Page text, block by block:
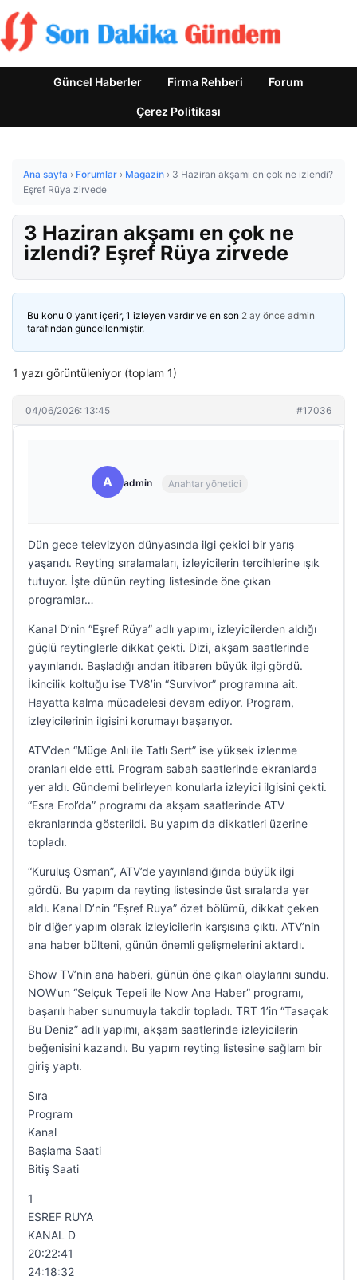
Güncel Haberler Firma Rehberi Forum
Çerez Politikası
Ana sayfa › Forumlar › Magazin › 3 Haziran akşamı en çok ne izlendi?
Eşref Rüya zirvede
3 Haziran akşamı en çok ne
izlendi? Eşref Rüya zirvede
Bu konu 0 yanıt içerir, 1 izleyen vardır ve en son 2 ay önce admin
tarafından güncellenmiştir.
1 yazı görüntüleniyor (toplam 1)
04/06/2026: 13:45 #17036
A admin Anahtar yönetici
Dün gece televizyon dünyasında ilgi çekici bir yarış
yaşandı. Reyting sıralamaları, izleyicilerin tercihlerine ışık
tutuyor. İşte dünün reyting listesinde öne çıkan
programlar…
Kanal D’nin “Eşref Rüya” adlı yapımı, izleyicilerden aldığı
güçlü reytinglerle dikkat çekti. Dizi, akşam saatlerinde
yayınlandı. Başladığı andan itibaren büyük ilgi gördü.
İkincilik koltuğu ise TV8’in “Survivor” programına ait.
Hayatta kalma mücadelesi devam ediyor. Program,
izleyicilerinin ilgisini korumayı başarıyor.
ATV’den “Müge Anlı ile Tatlı Sert” ise yüksek izlenme
oranları elde etti. Program sabah saatlerinde ekranlarda
yer aldı. Gündemi belirleyen konularla izleyici ilgisini çekti.
“Esra Erol’da” programı da akşam saatlerinde ATV
ekranlarında gösterildi. Bu yapım da dikkatleri üzerine
topladı.
“Kuruluş Osman”, ATV’de yayınlandığında büyük ilgi
gördü. Bu yapım da reyting listesinde üst sıralarda yer
aldı. Kanal D’nin “Eşref Ruya” özet bölümü, dikkat çeken
bir diğer yapım olarak izleyicilerin karşısına çıktı. ATV’nin
ana haber bülteni, günün önemli gelişmelerini aktardı.
Show TV’nin ana haberi, günün öne çıkan olaylarını sundu.
NOW’un “Selçuk Tepeli ile Now Ana Haber” programı,
başarılı haber sunumuyla takdir topladı. TRT 1’in “Tasaçak
Bu Deniz” adlı yapımı, akşam saatlerinde izleyicilerin
beğenisini kazandı. Bu yapım reyting listesine sağlam bir
giriş yaptı.
Sıra
Program
Kanal
Başlama Saati
Bitiş Saati
1
ESREF RUYA
KANAL D
20:22:41
24:18:32